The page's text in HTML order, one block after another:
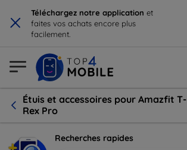
× Téléchargez notre application et
faites vos achats encore plus
facilement.
Étuis et accessoires pour Amazfit T-
Rex Pro
Recherches rapides